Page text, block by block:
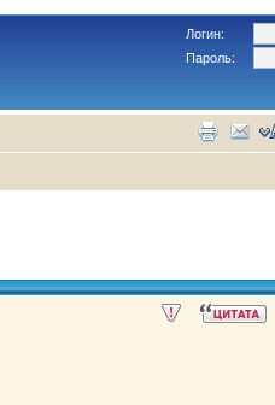
Логин:
Пароль: